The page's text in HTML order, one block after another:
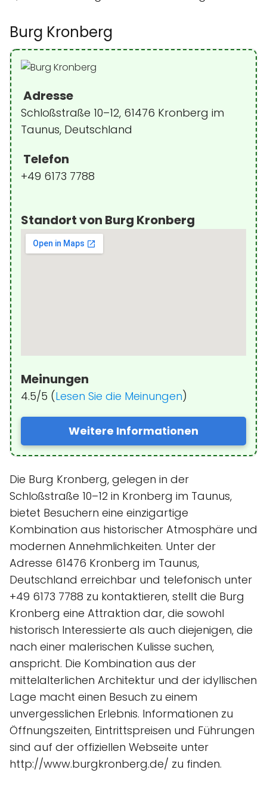
Burg Kronberg
Adresse
Schloßstraße 10–12, 61476 Kronberg im
Taunus, Deutschland
Telefon
+49 6173 7788
Standort von Burg Kronberg
Meinungen
4.5/5 (Lesen Sie die Meinungen)
Weitere Informationen
Die Burg Kronberg, gelegen in der
Schloßstraße 10–12 in Kronberg im Taunus,
bietet Besuchern eine einzigartige
Kombination aus historischer Atmosphäre und
modernen Annehmlichkeiten. Unter der
Adresse 61476 Kronberg im Taunus,
Deutschland erreichbar und telefonisch unter
+49 6173 7788 zu kontaktieren, stellt die Burg
Kronberg eine Attraktion dar, die sowohl
historisch Interessierte als auch diejenigen, die
nach einer malerischen Kulisse suchen,
anspricht. Die Kombination aus der
mittelalterlichen Architektur und der idyllischen
Lage macht einen Besuch zu einem
unvergesslichen Erlebnis. Informationen zu
Öffnungszeiten, Eintrittspreisen und Führungen
sind auf der offiziellen Webseite unter
http://www.burgkronberg.de/ zu finden.